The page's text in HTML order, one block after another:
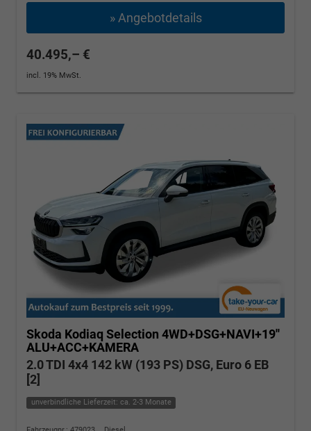
» Angebotdetails
40.495,– €
incl. 19% MwSt.
Skoda Kodiaq Selection 4WD+DSG+NAVI+19''
ALU+ACC+KAMERA
2.0 TDI 4x4 142 kW (193 PS) DSG, Euro 6 EB
[2]
unverbindliche Lieferzeit: ca. 2-3 Monate